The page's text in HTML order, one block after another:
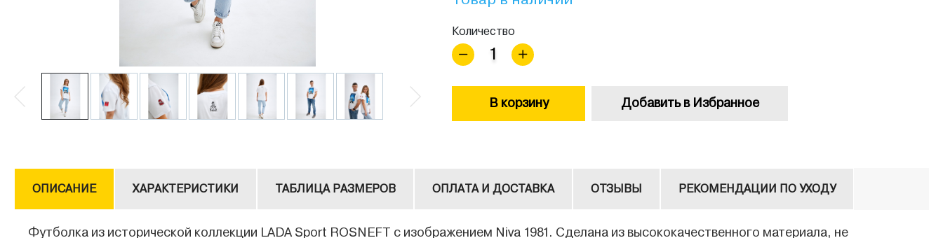
Количество
В корзину Добавить в Избранное
ОПИСАНИЕ ХАРАКТЕРИСТИКИ ТАБЛИЦА РАЗМЕРОВ ОПЛАТА И ДОСТАВКА ОТЗЫВЫ РЕКОМЕНДАЦИИ ПО УХОДУ
Футболка из исторической коллекции LADA Sport ROSNEFT с изображением Niva 1981. Сделана из высококачественного материала, не